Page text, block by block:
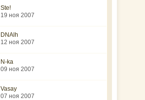
Ste!
19 ноя 2007
DNAlh
12 ноя 2007
N-ka
09 ноя 2007
Vasay
07 ноя 2007